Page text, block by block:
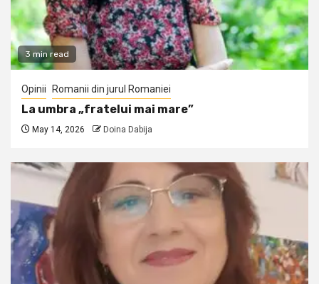
3 min read
Opinii Romanii din jurul Romaniei
La umbra „fratelui mai mare”
May 14, 2026 Doina Dabija